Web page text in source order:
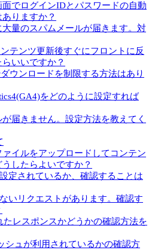
面でログインIDとパスワードの自動
りますか？
量のスパムメールが届きます。対
テンツ更新後すぐにフロントに反
いいですか？
ウンロードを制限する方法はあり
をどのように設定すれば
届きません。設定方法を教えてく
イルをアップロードしてコンテン
したらよいですか？
定されているか、確認することは
いリクエストがあります。確認す
レスポンスかどうかの確認方法を
シュが利用されているかの確認方